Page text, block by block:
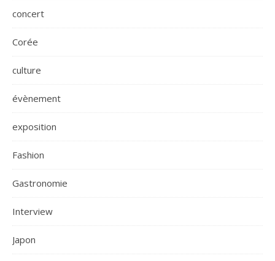
concert
Corée
culture
évènement
exposition
Fashion
Gastronomie
Interview
Japon